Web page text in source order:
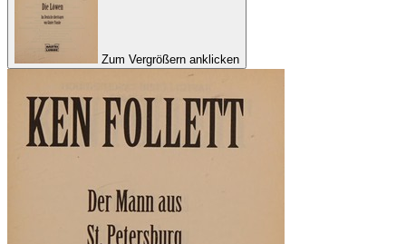
Zum Vergrößern anklicken